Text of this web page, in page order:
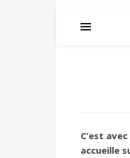
C’est
accueille